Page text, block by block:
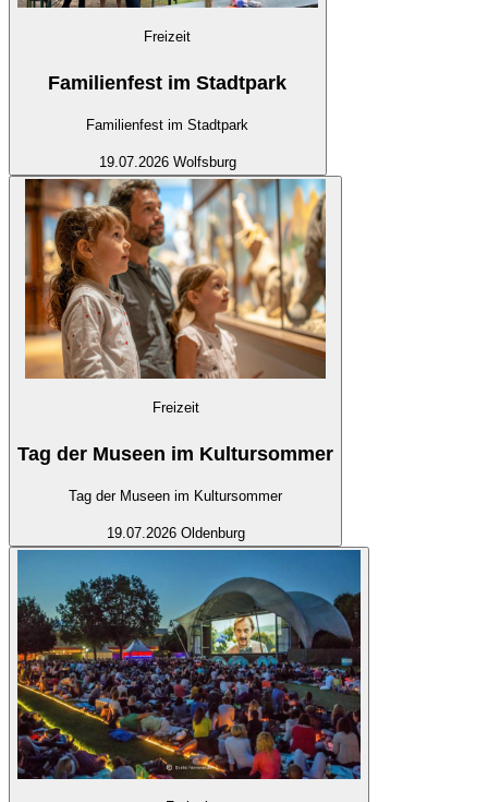
Freizeit
Familienfest im Stadtpark
Familienfest im Stadtpark
19.07.2026Wolfsburg
Freizeit
Tag der Museen im Kultursommer
Tag der Museen im Kultursommer
19.07.2026Oldenburg